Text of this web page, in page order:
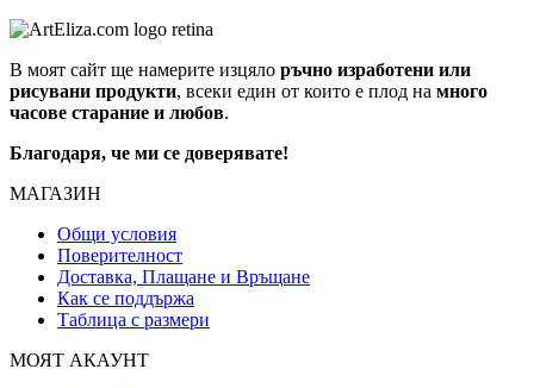
В моят сайт ще намерите изцяло ръчно изработени или
рисувани продукти, всеки един от които е плод на много
часове старание и любов.
Благодаря, че ми се доверявате!
МАГАЗИН
Общи условия
Поверителност
Доставка, Плащане и Връщане
Как се поддържа
Таблица с размери
МОЯТ АКАУНТ